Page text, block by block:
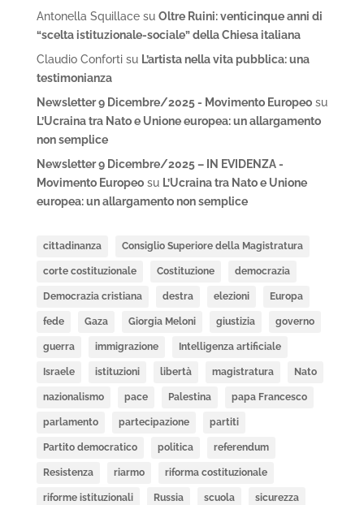
Antonella Squillacesu Oltre Ruini: venticinque anni di
“scelta istituzionale-sociale” della Chiesa italiana
Claudio Confortisu L’artista nella vita pubblica: una
testimonianza
Newsletter 9 Dicembre/2025 - Movimento Europeosu
L’Ucraina tra Nato e Unione europea: un allargamento
non semplice
Newsletter 9 Dicembre/2025 – IN EVIDENZA -
Movimento Europeosu L’Ucraina tra Nato e Unione
europea: un allargamento non semplice
cittadinanza Consiglio Superiore della Magistratura
corte costituzionale Costituzione democrazia
Democrazia cristiana destra elezioni Europa
fede Gaza Giorgia Meloni giustizia governo
guerra immigrazione Intelligenza artificiale
Israele istituzioni libertà magistratura Nato
nazionalismo pace Palestina papa Francesco
parlamento partecipazione partiti
Partito democratico politica referendum
Resistenza riarmo riforma costituzionale
riforme istituzionali Russia scuola sicurezza